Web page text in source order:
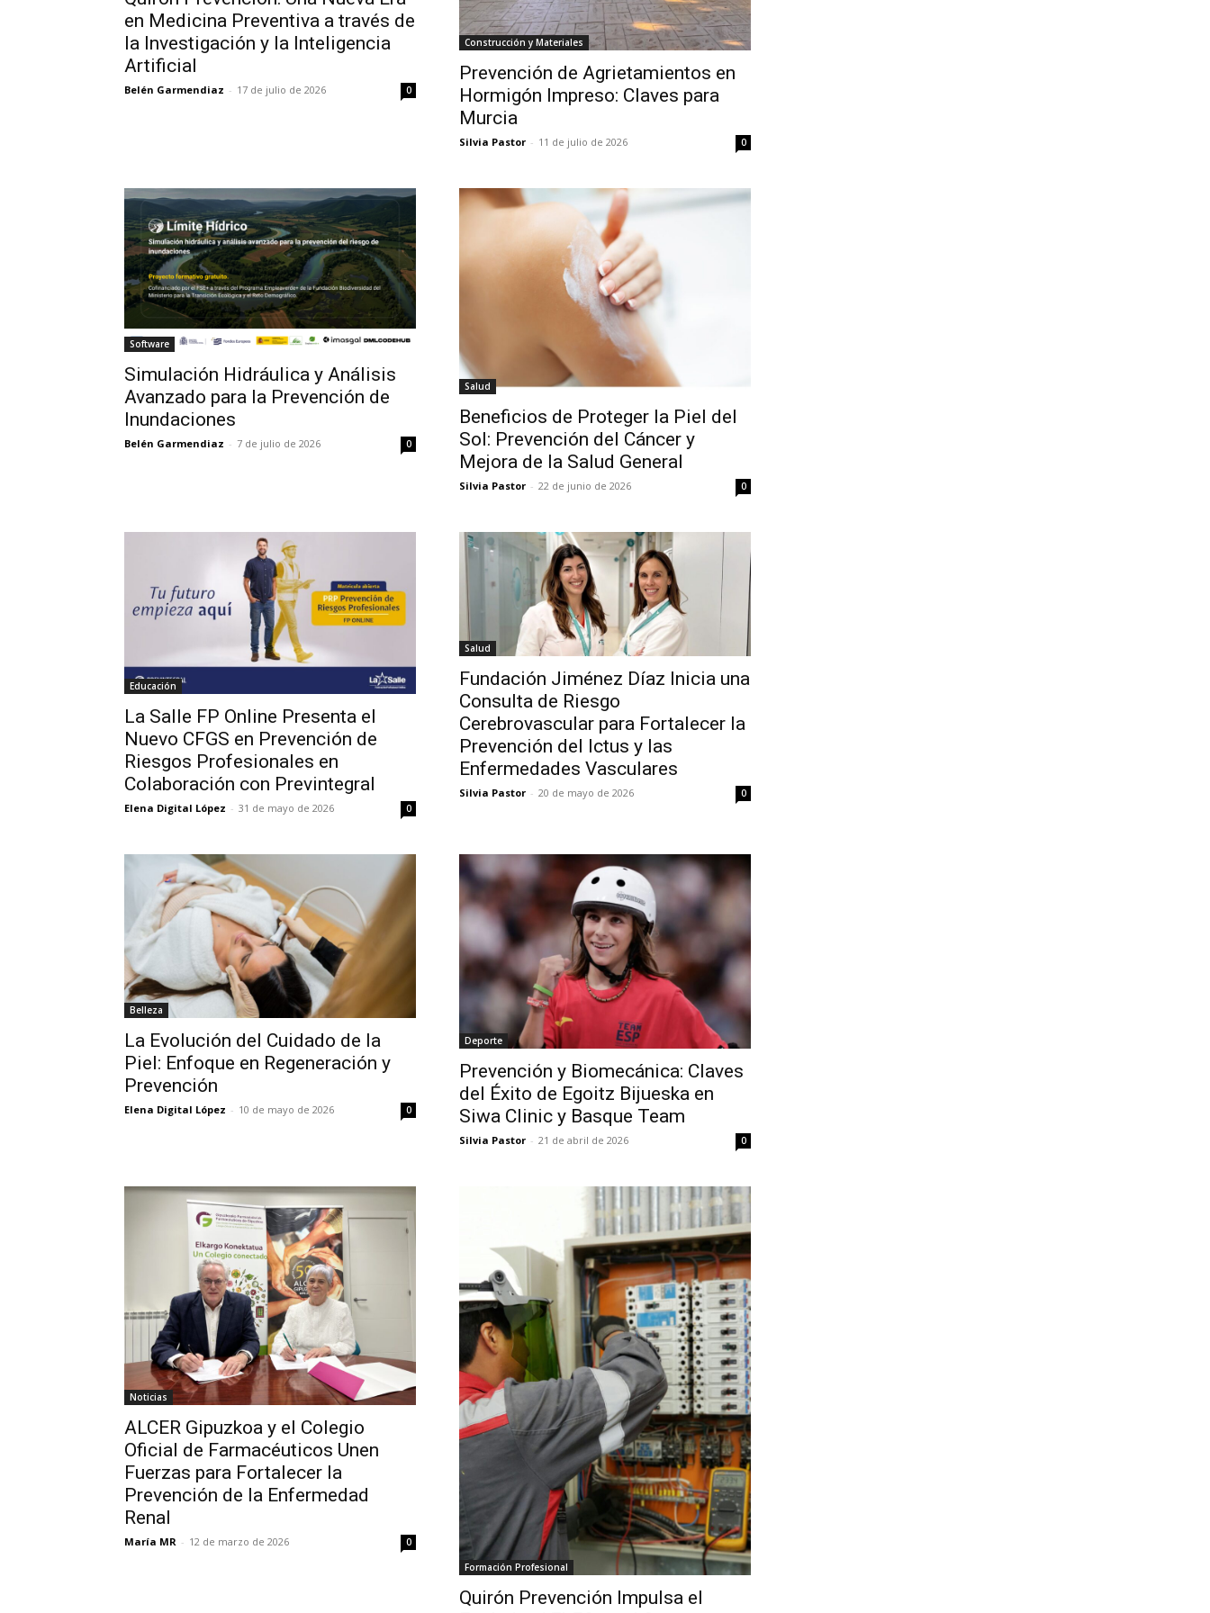
en Medicina Preventiva a través de
la Investigación y la Inteligencia
Artificial
Belén Garmendiaz - 17 de julio de 2026 0
Construcción y Materiales
Prevención de Agrietamientos en
Hormigón Impreso: Claves para
Murcia
Silvia Pastor - 11 de julio de 2026 0
Software
Simulación Hidráulica y Análisis
Avanzado para la Prevención de
Inundaciones
Belén Garmendiaz - 7 de julio de 2026 0
Salud
Beneficios de Proteger la Piel del
Sol: Prevención del Cáncer y
Mejora de la Salud General
Silvia Pastor - 22 de junio de 2026 0
Educación
La Salle FP Online Presenta el
Nuevo CFGS en Prevención de
Riesgos Profesionales en
Colaboración con Previntegral
Elena Digital López - 31 de mayo de 2026 0
Salud
Fundación Jiménez Díaz Inicia una
Consulta de Riesgo
Cerebrovascular para Fortalecer la
Prevención del Ictus y las
Enfermedades Vasculares
Silvia Pastor - 20 de mayo de 2026 0
Belleza
La Evolución del Cuidado de la
Piel: Enfoque en Regeneración y
Prevención
Elena Digital López - 10 de mayo de 2026 0
Deporte
Prevención y Biomecánica: Claves
del Éxito de Egoitz Bijueska en
Siwa Clinic y Basque Team
Silvia Pastor - 21 de abril de 2026 0
Noticias
ALCER Gipuzkoa y el Colegio
Oficial de Farmacéuticos Unen
Fuerzas para Fortalecer la
Prevención de la Enfermedad
Renal
María MR - 12 de marzo de 2026
0
Formación Profesional
Quirón Prevención Impulsa el